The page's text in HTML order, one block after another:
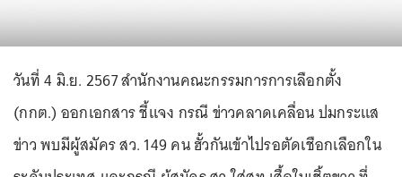
วันที่ 4 มิ.ย. 2567 สำนักงานคณะกรรมการการเลือกตั้ง
(กกต.) ออกเอกสาร ชี้แจง กรณี ข่าวคลาดเคลื่อน ปมกระแส
ข่าว พบมีผู้สมัคร สว. 149 คน ฮั้วกันเข้าไปรอตัดเชือกเลือกใน